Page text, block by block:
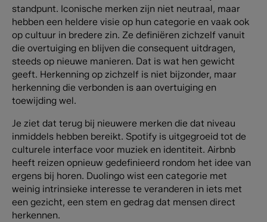
standpunt. Iconische merken zijn niet neutraal, maar
hebben een heldere visie op hun categorie en vaak ook
op cultuur in bredere zin. Ze definiëren zichzelf vanuit
die overtuiging en blijven die consequent uitdragen,
steeds op nieuwe manieren. Dat is wat hen gewicht
geeft. Herkenning op zichzelf is niet bijzonder, maar
herkenning die verbonden is aan overtuiging en
toewijding wel.
Je ziet dat terug bij nieuwere merken die dat niveau
inmiddels hebben bereikt. Spotify is uitgegroeid tot de
culturele interface voor muziek en identiteit. Airbnb
heeft reizen opnieuw gedefinieerd rondom het idee van
ergens bij horen. Duolingo wist een categorie met
weinig intrinsieke interesse te veranderen in iets met
een gezicht, een stem en gedrag dat mensen direct
herkennen.